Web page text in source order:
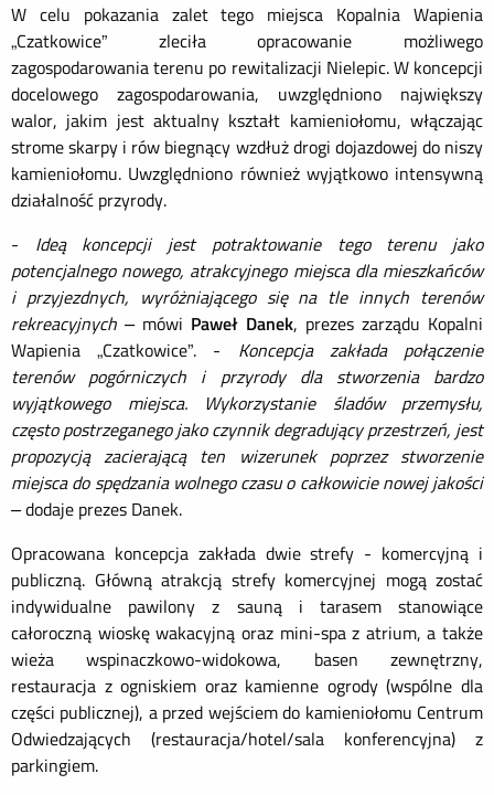
W celu pokazania zalet tego miejsca Kopalnia Wapienia
„Czatkowice” zleciła opracowanie możliwego
zagospodarowania terenu po rewitalizacji Nielepic. W koncepcji
docelowego zagospodarowania, uwzględniono największy
walor, jakim jest aktualny kształt kamieniołomu, włączając
strome skarpy i rów biegnący wzdłuż drogi dojazdowej do niszy
kamieniołomu. Uwzględniono również wyjątkowo intensywną
działalność przyrody.
- Ideą koncepcji jest potraktowanie tego terenu jako
potencjalnego nowego, atrakcyjnego miejsca dla mieszkańców
i przyjezdnych, wyróżniającego się na tle innych terenów
rekreacyjnych –mówi Paweł Danek, prezes zarządu Kopalni
Wapienia „Czatkowice”. - Koncepcja zakłada połączenie
terenów pogórniczych i przyrody dla stworzenia bardzo
wyjątkowego miejsca. Wykorzystanie śladów przemysłu,
często postrzeganego jako czynnik degradujący przestrzeń, jest
propozycją zacierającą ten wizerunek poprzez stworzenie
miejsca do spędzania wolnego czasu o całkowicie nowej jakości
–dodaje prezes Danek.
Opracowana koncepcja zakłada dwie strefy - komercyjną i
publiczną. Główną atrakcją strefy komercyjnej mogą zostać
indywidualne pawilony z sauną i tarasem stanowiące
całoroczną wioskę wakacyjną oraz mini-spa z atrium, a także
wieża wspinaczkowo-widokowa, basen zewnętrzny,
restauracja z ogniskiem oraz kamienne ogrody (wspólne dla
części publicznej), a przed wejściem do kamieniołomu Centrum
Odwiedzających (restauracja/hotel/sala konferencyjna) z
parkingiem.